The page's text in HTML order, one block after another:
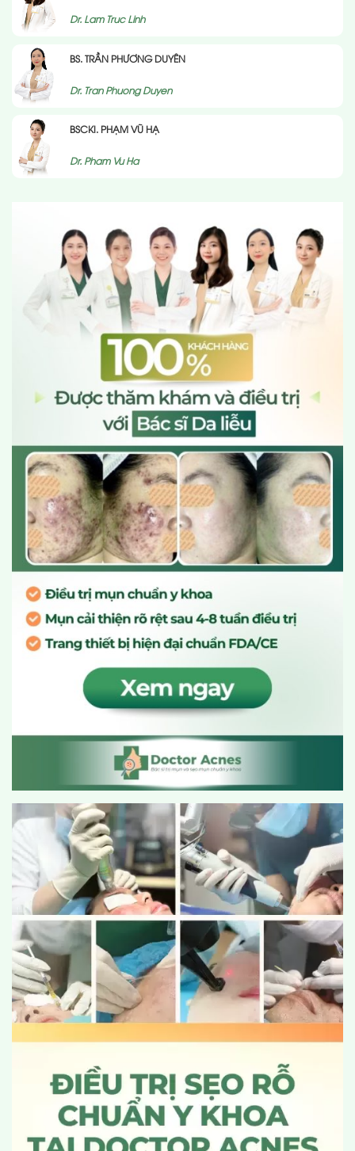
Dr. Lam Truc Linh
BS. TRẦN PHƯƠNG DUYÊN
Dr. Tran Phuong Duyen
BSCKI. PHẠM VŨ HẠ
Dr. Pham Vu Ha